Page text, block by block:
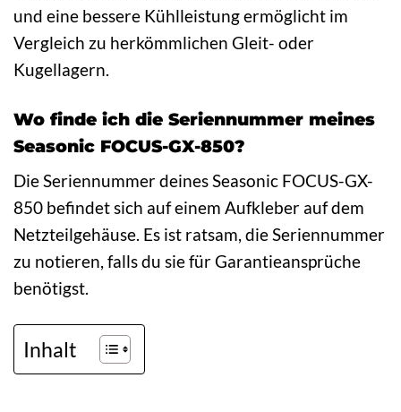
und eine bessere Kühlleistung ermöglicht im
Vergleich zu herkömmlichen Gleit- oder
Kugellagern.
Wo finde ich die Seriennummer meines
Seasonic FOCUS-GX-850?
Die Seriennummer deines Seasonic FOCUS-GX-
850 befindet sich auf einem Aufkleber auf dem
Netzteilgehäuse. Es ist ratsam, die Seriennummer
zu notieren, falls du sie für Garantieansprüche
benötigst.
Inhalt